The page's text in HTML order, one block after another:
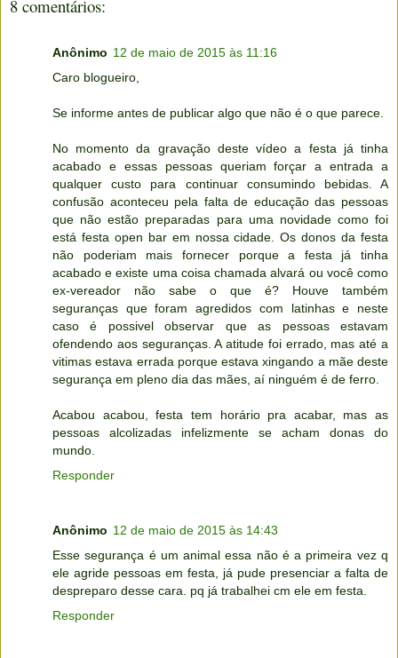
8 comentários:
Anônimo 12 de maio de 2015 às 11:16
Caro blogueiro,
Se informe antes de publicar algo que não é o que parece.
No momento da gravação deste vídeo a festa já tinha
acabado e essas pessoas queriam forçar a entrada a
qualquer custo para continuar consumindo bebidas. A
confusão aconteceu pela falta de educação das pessoas
que não estão preparadas para uma novidade como foi
está festa open bar em nossa cidade. Os donos da festa
não poderiam mais fornecer porque a festa já tinha
acabado e existe uma coisa chamada alvará ou você como
ex-vereador não sabe o que é? Houve também
seguranças que foram agredidos com latinhas e neste
caso é possivel observar que as pessoas estavam
ofendendo aos seguranças. A atitude foi errado, mas até a
vitimas estava errada porque estava xingando a mãe deste
segurança em pleno dia das mães, aí ninguém é de ferro.
Acabou acabou, festa tem horário pra acabar, mas as
pessoas alcolizadas infelizmente se acham donas do
mundo.
Responder
Anônimo 12 de maio de 2015 às 14:43
Esse segurança é um animal essa não é a primeira vez q
ele agride pessoas em festa, já pude presenciar a falta de
despreparo desse cara. pq já trabalhei cm ele em festa.
Responder